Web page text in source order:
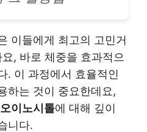
이들에게 최고의 고민거
, 바로 체중을 효과적으
. 이 과정에서 효율적인
하는 것이 중요한데요,
이노시톨에 대해 깊이
니다.